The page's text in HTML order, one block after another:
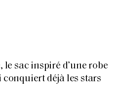
le sac inspiré d’une robe
déjà les stars